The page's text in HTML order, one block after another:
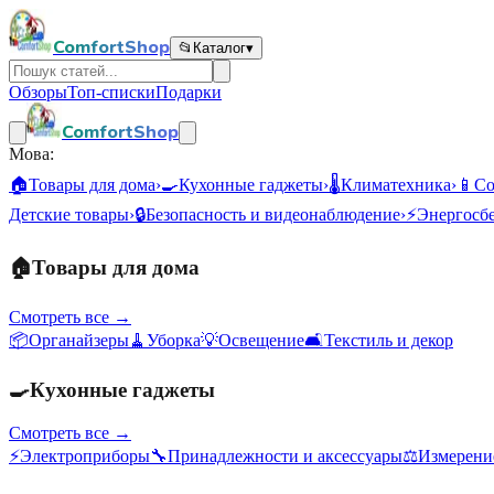
ComfortShop 📂 Каталог▾
ОбзорыТоп-спискиПодарки
ComfortShop
Мова:
🏠Товары для дома›🍳Кухонные гаджеты›🌡️Климатехника› 📱
Детские товары›🔒Безопасность и видеонаблюдение›⚡
🏠Товары для дома
Смотреть все →
📦Органайзеры🧹 Уборка💡Освещение🛋️Текстиль и декор
🍳Кухонные гаджеты
Смотреть все →
⚡Электроприборы🔧Принадлежности и аксессуары⚖️